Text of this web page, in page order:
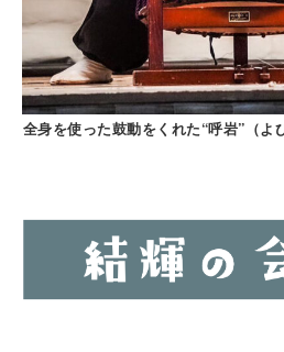
全身を使った鼓動をくれた“呼岩”（よ